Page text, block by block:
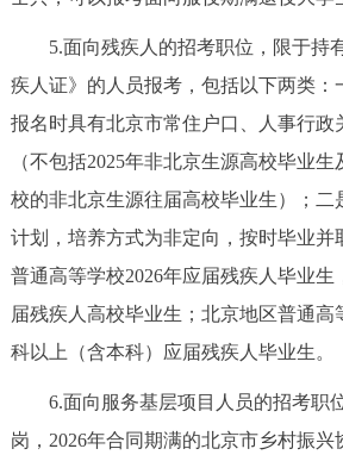
5.面向残疾人的招考职位，限于持
疾人证》的人员报考，包括以下两类：
报名时具有北京市常住户口、人事行政
（不包括2025年非北京生源高校毕业
校的非北京生源往届高校毕业生）；二
计划，培养方式为非定向，按时毕业并
普通高等学校2026年应届残疾人毕业生
届残疾人高校毕业生；北京地区普通高
科以上（含本科）应届残疾人毕业生。
6.面向服务基层项目人员的招考职
岗，2026年合同期满的北京市乡村振兴